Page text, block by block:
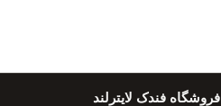
فروشگاه فندک لایترلند